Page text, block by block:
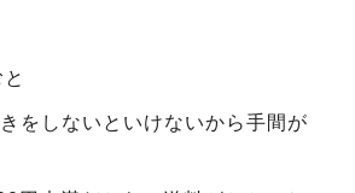
をしないといけないから手間が